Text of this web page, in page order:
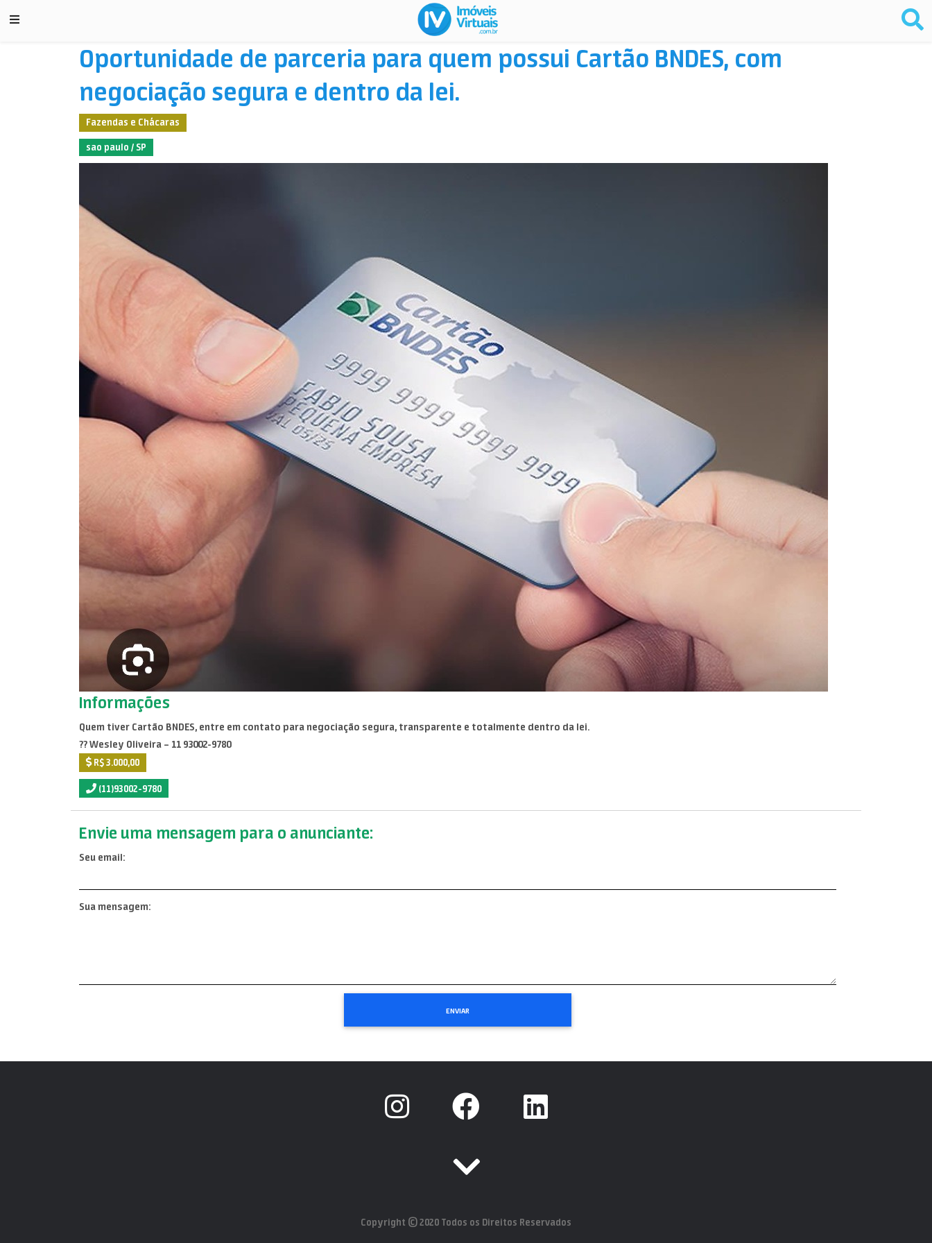
Oportunidade de parceria para quem possui Cartão BNDES, com
negociação segura e dentro da lei.
Fazendas e Chácaras
sao paulo / SP
Informações
Quem tiver Cartão BNDES, entre em contato para negociação segura, transparente e totalmente dentro da lei.
?? Wesley Oliveira – 11 93002-9780
R$ 3.000,00
(11)93002-9780
Envie uma mensagem para o anunciante:
Seu email:
Sua mensagem:
Copyright © 2020 Todos os Direitos Reservados